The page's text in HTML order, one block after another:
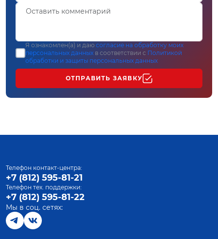
Я ознакомлен(а) и даю согласие на обработку моих
персональных данных в соответствии с Политикой
обработки и защиты персональных данных
ОТПРАВИТЬ ЗАЯВКУ
Телефон контакт-центра:
+7 (812) 595-81-21
Телефон тех. поддержки:
+7 (812) 595-81-22
Мы в соц. сетях: